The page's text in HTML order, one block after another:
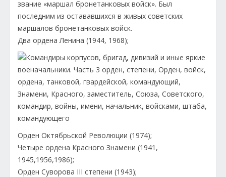
звание «маршал бронетанковых войск». Был
последним из остававшихся в живых советских
маршалов бронетанковых войск.
Два ордена Ленина (1944, 1968);
Орден Октябрьской Революции (1974);
Четыре ордена Красного Знамени (1941,
1945,1956,1986);
Орден Суворова III степени (1943);